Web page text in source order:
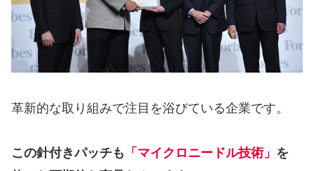
革新的な取り組みで注目を浴びている企業です。
この針付きパッチも 「マイクロニードル技術」 を